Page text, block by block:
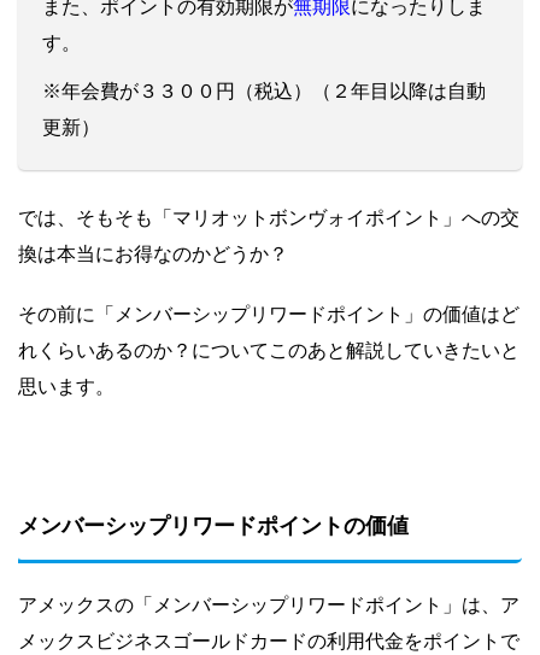
また、ポイントの有効期限が無期限になったりしま
す。
※年会費が３３００円（税込）（２年目以降は自動
更新）
では、そもそも「マリオットボンヴォイポイント」への交
換は本当にお得なのかどうか？
その前に「メンバーシップリワードポイント」の価値はど
れくらいあるのか？についてこのあと解説していきたいと
思います。
メンバーシップリワードポイントの価値
アメックスの「メンバーシップリワードポイント」は、ア
メックスビジネスゴールドカードの利用代金をポイントで